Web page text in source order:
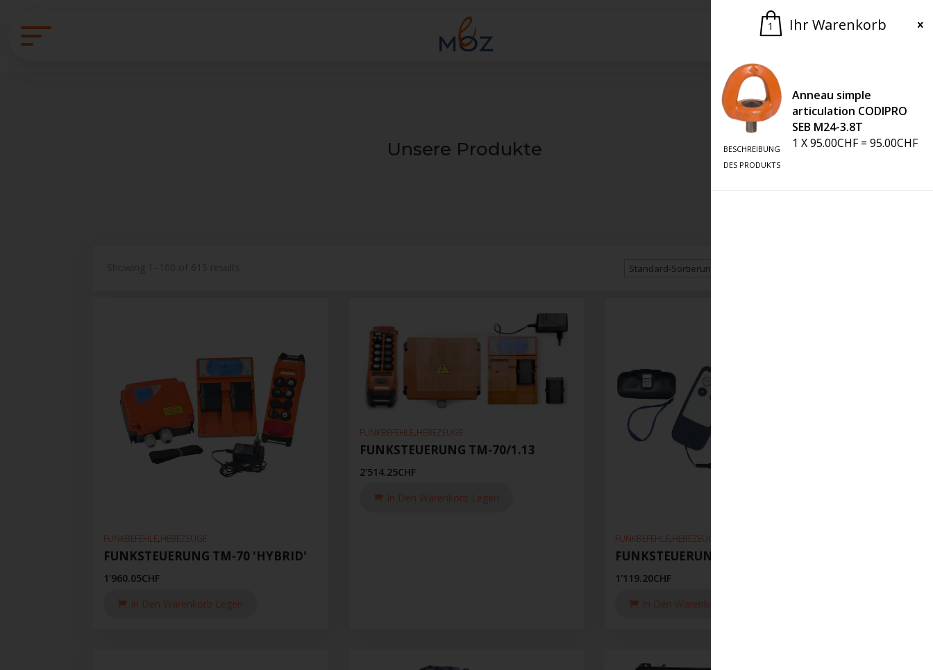
Bitte um ein Angebot
Unsere Produkte
FUNKBEFEHLE,HEBEZEUGE
FUNKSTEUERUNG TM-70 'HYBRID'
1'960.05CHF
In Den Warenkorb Legen
FUNKBEFEHLE,HEBEZEUGE
FUNKSTEUERUNG TM-70/1.13
2'514.25CHF
In Den Warenkorb Legen
FUNKBEFEHLE,HEBEZEUGE
FUNKSTEUERUNG 1-L4 LE/BA
1'119.20CHF
In Den Warenkorb Legen
1 Ihr Warenkorb
BESCHREIBUNG
DES PRODUKTS
Anneau simple
articulation CODIPRO
SEB M24-3.8T
1 X95.00CHF = 95.00CHF